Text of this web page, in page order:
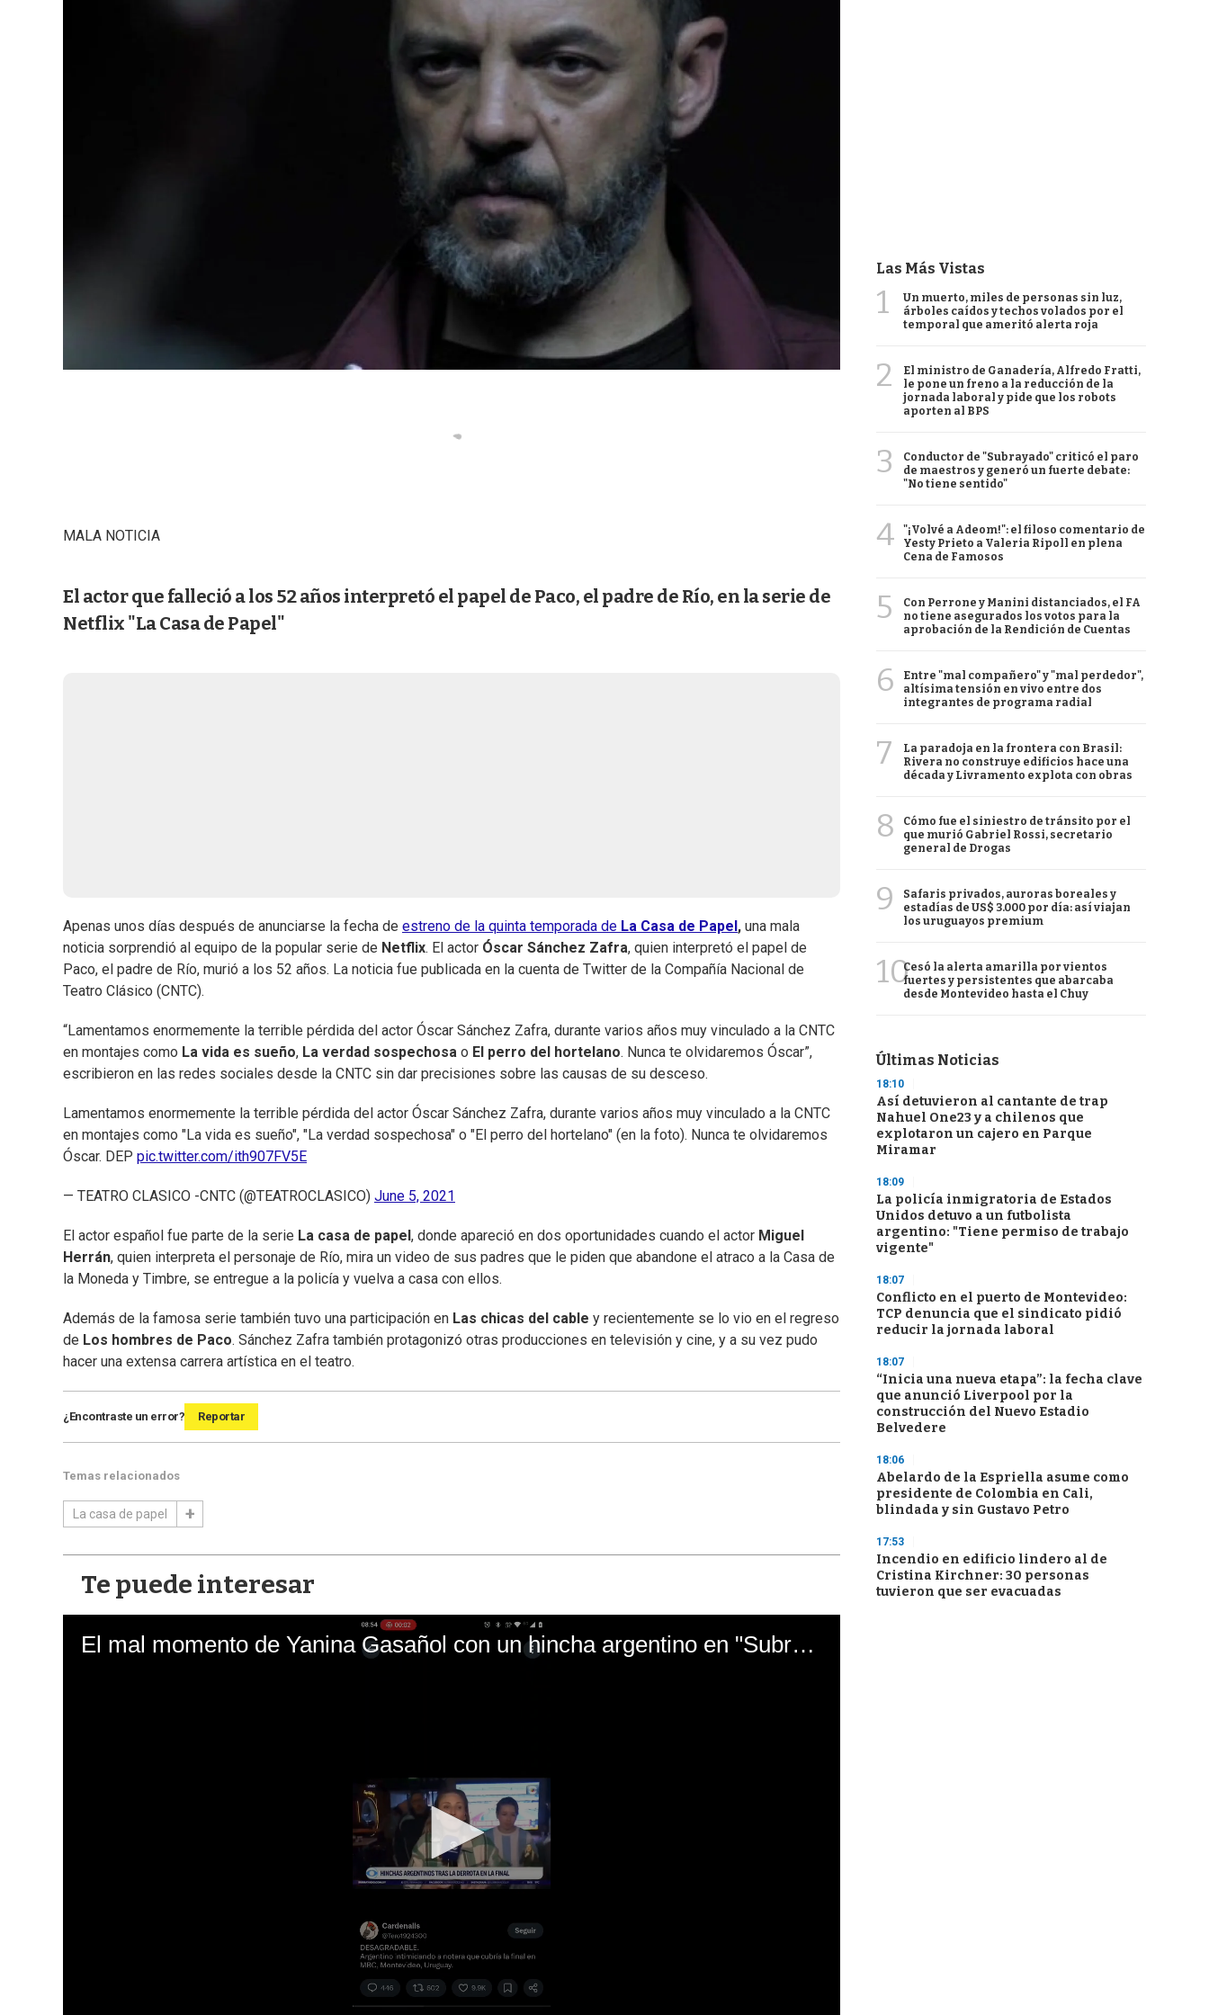
MALA NOTICIA
El actor que falleció a los 52 años interpretó el papel de Paco, el padre de Río, en la serie de
Netflix "La Casa de Papel"
Apenas unos días después de anunciarse la fecha de estreno de la quinta temporada de La Casa de Papel , una mala
noticia sorprendió al equipo de la popular serie de Netflix. El actor Óscar Sánchez Zafra, quien interpretó el papel de
Paco, el padre de Río, murió a los 52 años. La noticia fue publicada en la cuenta de Twitter de la Compañía Nacional de
Teatro Clásico (CNTC).
“Lamentamos enormemente la terrible pérdida del actor Óscar Sánchez Zafra, durante varios años muy vinculado a la CNTC
en montajes como La vida es sueño, La verdad sospechosa o El perro del hortelano. Nunca te olvidaremos Óscar”,
escribieron en las redes sociales desde la CNTC sin dar precisiones sobre las causas de su desceso.
Lamentamos enormemente la terrible pérdida del actor Óscar Sánchez Zafra, durante varios años muy vinculado a la CNTC
en montajes como "La vida es sueño", "La verdad sospechosa" o "El perro del hortelano" (en la foto). Nunca te olvidaremos
Óscar. DEP pic.twitter.com/ith907FV5E
— TEATRO CLASICO -CNTC (@TEATROCLASICO) June 5, 2021
El actor español fue parte de la serie La casa de papel , donde apareció en dos oportunidades cuando el actor Miguel
Herrán, quien interpreta el personaje de Río, mira un video de sus padres que le piden que abandone el atraco a la Casa de
la Moneda y Timbre, se entregue a la policía y vuelva a casa con ellos.
Además de la famosa serie también tuvo una participación en Las chicas del cable y recientemente se lo vio en el regreso
de Los hombres de Paco. Sánchez Zafra también protagonizó otras producciones en televisión y cine, y a su vez pudo
hacer una extensa carrera artística en el teatro.
¿Encontraste un error? Reportar
Temas relacionados
La casa de papel
Te puede interesar
El mal momento de Yanina Gasañol con un hincha argentino en "Subrayado"
Las Más Vistas
1
Un muerto, miles de personas sin luz,
árboles caídos y techos volados por el
temporal que ameritó alerta roja
2
El ministro de Ganadería, Alfredo Fratti,
le pone un freno a la reducción de la
jornada laboral y pide que los robots
aporten al BPS
3
Conductor de "Subrayado" criticó el paro
de maestros y generó un fuerte debate:
"No tiene sentido"
4
"¡Volvé a Adeom!": el filoso comentario de
Yesty Prieto a Valeria Ripoll en plena
Cena de Famosos
5
Con Perrone y Manini distanciados, el FA
no tiene asegurados los votos para la
aprobación de la Rendición de Cuentas
6
Entre "mal compañero" y "mal perdedor",
altísima tensión en vivo entre dos
integrantes de programa radial
7
La paradoja en la frontera con Brasil:
Rivera no construye edificios hace una
década y Livramento explota con obras
8
Cómo fue el siniestro de tránsito por el
que murió Gabriel Rossi, secretario
general de Drogas
9
Safaris privados, auroras boreales y
estadías de US$ 3.000 por día: así viajan
los uruguayos premium
10Cesó la alerta amarilla por vientos
fuertes y persistentes que abarcaba
desde Montevideo hasta el Chuy
Últimas Noticias
18:10
Así detuvieron al cantante de trap
Nahuel One23 y a chilenos que
explotaron un cajero en Parque
Miramar
18:09
La policía inmigratoria de Estados
Unidos detuvo a un futbolista
argentino: "Tiene permiso de trabajo
vigente"
18:07
Conflicto en el puerto de Montevideo:
TCP denuncia que el sindicato pidió
reducir la jornada laboral
18:07
“Inicia una nueva etapa”: la fecha clave
que anunció Liverpool por la
construcción del Nuevo Estadio
Belvedere
18:06
Abelardo de la Espriella asume como
presidente de Colombia en Cali,
blindada y sin Gustavo Petro
17:53
Incendio en edificio lindero al de
Cristina Kirchner: 30 personas
tuvieron que ser evacuadas